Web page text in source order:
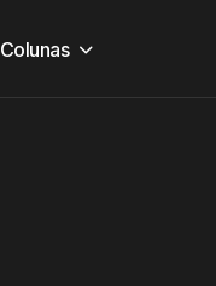
Colunas